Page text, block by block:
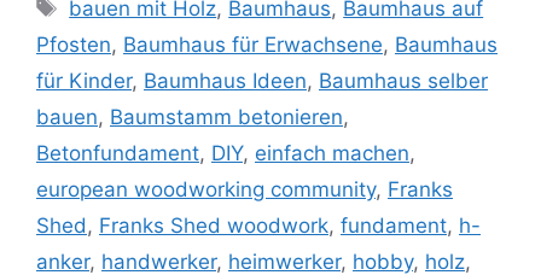
bauen mit Holz, Baumhaus, Baumhaus auf
Pfosten, Baumhaus für Erwachsene, Baumhaus
für Kinder, Baumhaus Ideen, Baumhaus selber
bauen, Baumstamm betonieren,
Betonfundament, DIY, einfach machen,
european woodworking community, Franks
Shed, Franks Shed woodwork, fundament, h-
anker, handwerker, heimwerker, hobby, holz,